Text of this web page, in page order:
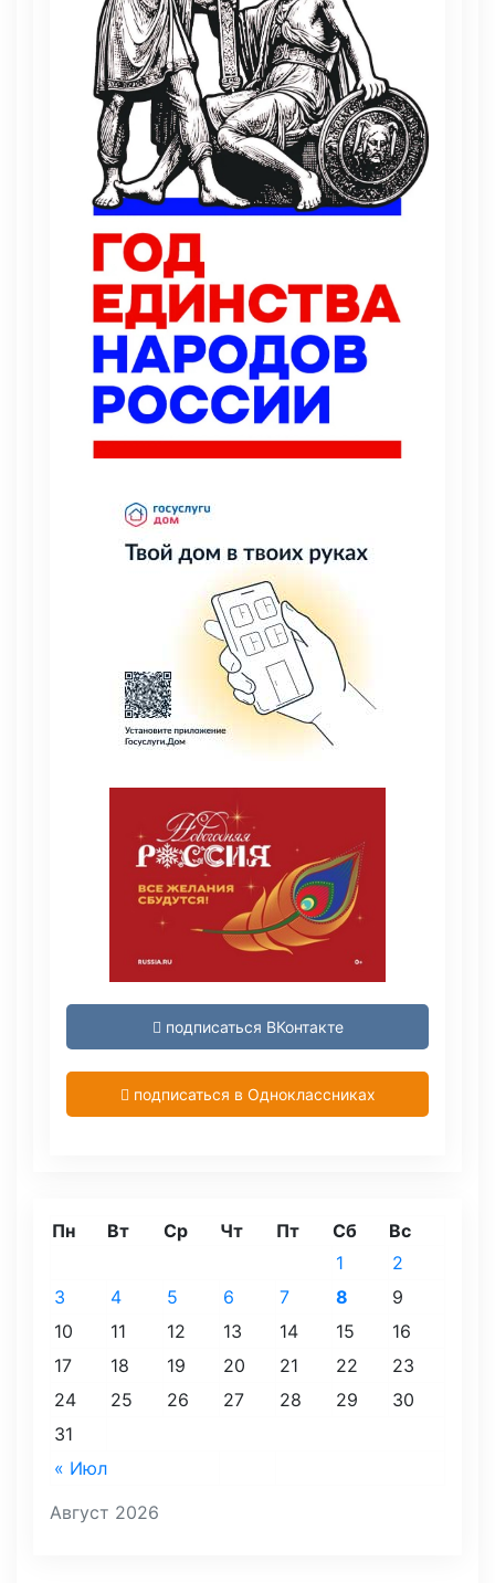
подписаться ВКонтакте
подписаться в Одноклассниках
Август 2026
Пн Вт Ср Чт Пт Сб Вс
« Июл
1
2
3
4 5 6 7 8
9
10
11 12 13 14 15
16
17
18 19 20 21 22
23
24
25 26 27 28 29
30
31